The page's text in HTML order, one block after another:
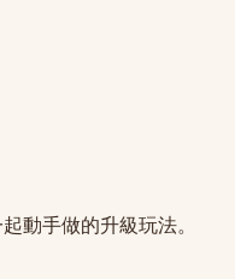
動手做的升級玩法。